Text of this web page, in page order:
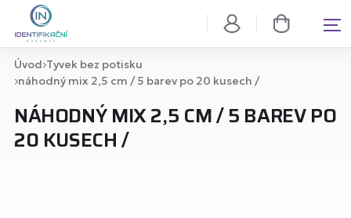
Úvod Tyvek bez potisku
náhodný mix 2,5 cm / 5 barev po 20 kusech /
NÁHODNÝ MIX 2,5 CM / 5 BAREV PO
20 KUSECH /